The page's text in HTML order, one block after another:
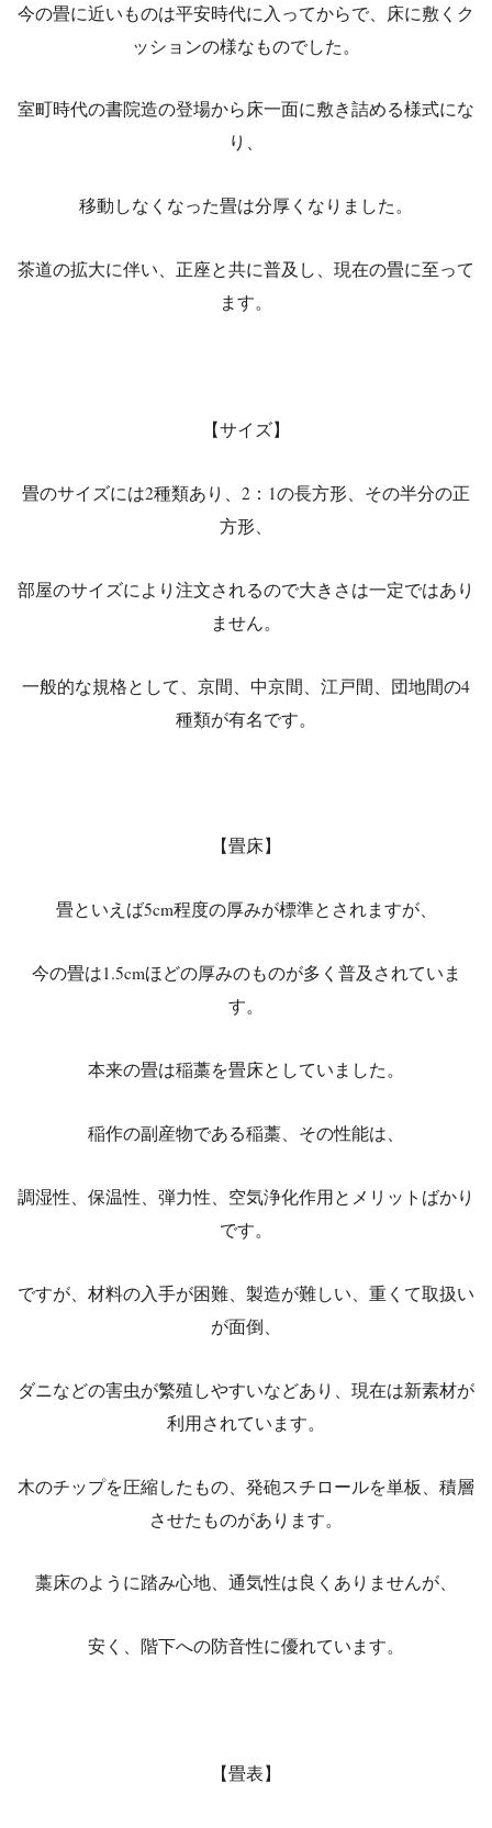
今の畳に近いものは平安時代に入ってからで、床に敷くク
ッションの様なものでした。
室町時代の書院造の登場から床一面に敷き詰める様式にな
り、
移動しなくなった畳は分厚くなりました。
茶道の拡大に伴い、正座と共に普及し、現在の畳に至って
ます。
【サイズ】
畳のサイズには2種類あり、2：1の長方形、その半分の正
方形、
部屋のサイズにより注文されるので大きさは一定ではあり
ません。
一般的な規格として、京間、中京間、江戸間、団地間の4
種類が有名です。
【畳床】
畳といえば5cm程度の厚みが標準とされますが、
今の畳は1.5cmほどの厚みのものが多く普及されていま
す。
本来の畳は稲藁を畳床としていました。
稲作の副産物である稲藁、その性能は、
調湿性、保温性、弾力性、空気浄化作用とメリットばかり
です。
ですが、材料の入手が困難、製造が難しい、重くて取扱い
が面倒、
ダニなどの害虫が繁殖しやすいなどあり、現在は新素材が
利用されています。
木のチップを圧縮したもの、発砲スチロールを単板、積層
させたものがあります。
藁床のように踏み心地、通気性は良くありませんが、
安く、階下への防音性に優れています。
【畳表】